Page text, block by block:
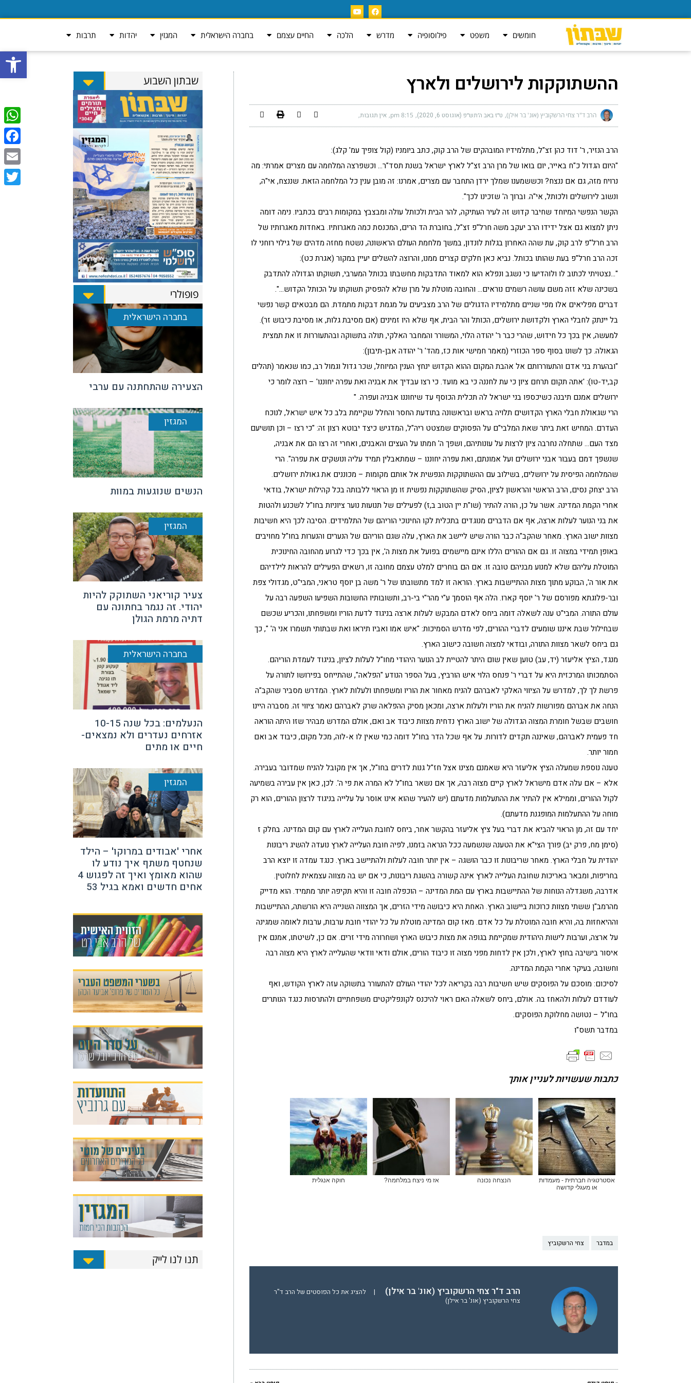
פתח
חומשים משפט פילוסופיה מדרש הלכה החיים עצמם בחברה הישראלית המגזין יהדות תרבות
ההשתוקקות לירושלים ולארץ
הרב ד"ר צחי הרשקוביץ (אונ' בר אילן) ט״ז באב ה׳תש״פ (אוגוסט 6, 2020) 8:15 pm אין תגובות
הרב הנזיר, ר' דוד כהן זצ"ל, מתלמידיו המובהקים של הרב קוק, כתב ביומניו (קול צופיך עמ' קלג):
"היום הגדול כ"ח באייר, יום בואו של מרן הרב זצ"ל לארץ ישראל בשנת תסד"ר… וכשפרצה המלחמה עם מצרים אמרתי: מה
נרויח מזה, גם אם ננצח? וכששמענו שמלך ירדן התחבר עם מצרים, אמרנו: זה מובן ענין כל המלחמה הזאת. שננצח, אי"ה,
ונשוב לירושלים ולכותל, אי"ה. וברוך ה' שזכינו לכך".
הקשר הנפשי המיוחד שחיבר קדוש זה לעיר העתיקה, להר הבית ולכותל עולה ומבצבץ במקומות רבים בכתביו. נימה דומה
ניתן למצוא גם אצל ידידו הרב יעקב משה חרל"פ זצ"ל, בחוברת הד הרים, המכנסת כמה מאגרותיו. באחדות מאגרותיו של
הרב חרל"פ לרב קוק, עת שהה האחרון בגלות לונדון, במשך מלחמת העולם הראשונה, נשטח מחזה מדהים של גילוי רוחני לו
זכה הרב חרל"פ בעת שהותו בכותל. נביא כאן חלקים קצרים ממנו, והרוצה להשלים יעיין במקור (אגרת כט):
"…נצטויתי לכתוב לו ולוהדיעו כי נשגב ונפלא הוא למאוד התדבקות מחשבתו בכותל המערבי, תשוקתו הגדולה להתדבק
בשכינה שלא זזה משם עושה רשמים נוראים… והחובה מוטלת על מרן שלא להפסיק תשוקתו על הכותל הקדוש…".
דברים מפליאים אלו מפי שניים מתלמידיו הדגולים של הרב מצביעים על מגמת דבקות מתמדת. הם מבטאים קשר נפשי
בל יינתק לחבלי הארץ ולקדושת ירושלים, הכותל והר הבית, אף שלא היו זמינים (אם מסיבת גלות, או מסיבת כיבוש זר).
למעשה, אין בכך כל חידוש, שהרי כבר ר' יהודה הלוי, המשורר והמחבר האלקי, תולה בתשוקה ובהתעוררות זו את תמצית
הגאולה. כך לשונו בסוף ספר הכוזרי (מאמר חמישי אות כז, מהד' ר' יהודה אבן-תיבון):
"ובהערת בני אדם והתעוררותם אל אהבת המקום ההוא הקדוש ינחץ הענין המיוחל, שכר גדול וגמול רב, כמו שנאמר (תהלים
קב,יד-טו): 'אתה תקום תרחם ציון כי עת לחננה כי בא מועד. כי רצו עבדיך את אבניה ואת עפרה יחוננו' – רוצה לומר כי
ירושלים אמנם תיבנה כשיכספו בני ישראל לה תכלית הכוסף עד שיחוננו אבניה ועפרה. "
הרי שגאולת חבלי הארץ הקדושים תלויה בראש ובראשונה בתודעת החסר והחלל שקיימת בלב כל איש ישראל, לנוכח
העדרם. המחיש זאת ביתר שאת המלבי"ם על הפסוקים שמצטט ריה"ל, המדגיש כיצד יבוטא רצון זה: "כי רצו – וכן תושיעם
מצד העם… שתחלה נחרבה ציון לרצות על עונותיהם, ושפך ה' חמתו על העצים והאבנים, ואחרי זה רצו הם את אבניה,
שנשפך דמם בעבור אבני ירושלים ועל אמונתם, ואת עפרה יחוננו – שמתאבלין תמיד עליה ונושקים את עפרה". הרי
שהמלחמה הפיסית על ירושלים, בשילוב עם ההשתוקקות הנפשית אל אותם מקומות – מכוננים את גאולת ירושלים.
הרב יצחק נסים, הרב הראשי והראשון לציון, הסיק שהשתוקקות נפשית זו מן הראוי ללבותה בכל קהילות ישראל, בודאי
אחרי הקמת המדינה. אשר על כן, הורה להתיר (שו"ת יין הטוב ב,ז) לפעילים של תנועות נוער ציוניות בחו"ל לשכנע ולהטות
את בני הנוער לעלות ארצה, אף אם הדברים מנוגדים בתכלית לקו החינוכי הוריהם של התלמידים. הסיבה לכך היא חשיבות
מצוות ישוב הארץ. מאחר שהקב"ה כבר הורה שיש ליישב את הארץ, עלה שגם הוריהם של הנערים והנערות בחו"ל מחויבים
באופן תמידי במצוה זו. גם אם ההורים הללו אינם מיישמים בפועל את מצות ה', אין בכך כדי לגרוע מהחובה החינוכית
המוטלת עליהם שלא למנוע מבניהם טובה זו. אם הם בוחרים למלט עצמם מחובה זו, רשאים הפעילים להראות לילדיהם
את אור ה', הבוקע מתוך מצות ההתיישבות בארץ. הוראה זו למד מתשובתו של ר' משה בן יוסף טראני, המבי"ט, מגדולי צפת
ובר-פלוגתא מפורסם של ר' יוסף קארו. הלה אף הוסמך ע"י מהר"י בי-רב, ותשובותיו החשובות השפיעו השפעה רבה על
עולם התורה. המבי"ט ענה לשאלה דומה ביחס לאדם המבקש לעלות ארצה בניגוד לדעת הוריו ומשפחתו, והכריע שכשם
שבחילול שבת איננו שומעים לדברי ההורים, לפי מדרש הסמיכות: "איש אמו ואביו תיראו ואת שבתותי תשמרו אני ה' ", כך
גם ביחס לשאר מצוות התורה, ובודאי למצוה חשובה כישוב הארץ.
מנגד, הציץ אליעזר (יד, עב) טוען שאין שום היתר להטיית לב הנוער היהודי מחו"ל לעלות לציון, בניגוד לעמדת הוריהם.
הסתמכותו המרכזית היא על דברי ר' פנחס הלוי איש הורביץ, בעל הספר הנודע "הפלאה", שהתייחס בפירושו לתורה על
פרשת לך לך, למדרש על הציווי האלקי לאברהם להניח מאחור את הוריו ומשפחתו ולעלות לארץ. המדרש מסביר שהקב"ה
הנחה את אברהם מפורשות להניח את הוריו ולעלות ארצה, ומכאן מסיק ההפלאה שרק לאברהם נאמר ציווי זה. מסברה היינו
חושבים שבשל חומרת המצוה הגדולה של ישוב הארץ נדחית מצוות כיבוד אב ואם, אולם המדרש מבהיר שזו היתה הוראה
חד פעמית לאברהם, שאיננה תקדים לדורות. על אף שכל הדר בחו"ל דומה כמי שאין לו א-לוה, מכל מקום, כיבוד אב ואם
חמור יותר.
טענה נוספת שמעלה הציץ אליעזר היא שאמנם מצינו אצל חז"ל גנות לדרים בחו"ל, אך אין מקובל להניח שמדובר בעבירה.
אלא – אם עלה אדם מישראל לארץ קיים מצוה רבה, אך אם נשאר בחו"ל לא המרה את פי ה'. לכן, כאן אין עבירה בשמיעה
לקול ההורים, וממילא אין להתיר את ההתעלמות מדעתם (יש להעיר שהוא אינו אוסר על עלייה בניגוד לרצון ההורים, הוא רק
מוחה על ההתעלמות המופגנת מדעתם).
יחד עם זה, מן הראוי להביא את דברי בעל ציץ אליעזר בהקשר אחר, ביחס לחובת העלייה לארץ עם קום המדינה. בחלק ז
(סימן מח, פרק יב) פורך הצי"א את הטענה שנשמעה ככל הנראה בזמנו, לפיה חובת העלייה לארץ נועדה להשיג ריבונות
יהודית על חבלי הארץ. מאחר שריבונות זו כבר הושגה – אין יותר חובה לעלות ולהתיישב בארץ. כנגד עמדה זו יוצא הרב
בחריפות, ומבאר באריכות שחובת העלייה לארץ אינה קשורה בהשגת ריבונות, כי אם יש בה מצווה עצמאית לחלוטין.
אדרבה, משגדלה הנוחות של ההתיישבות בארץ עם המת המדינה – הוכפלה חובה זו והיא תקיפה יותר מתמיד. הוא מדייק
מהרמב"ן ששתי מצוות כרוכות ביישוב הארץ. האחת היא כיבושה מידי הזרים, אך המצווה השנייה היא הורשתה, ההתיישבות
וההיאחזות בה, והיא חובה המוטלת על כל אדם. מאז קום המדינה מוטלת על כל יהודי חובת ערבות, ערבות לאומה שמגינה
על ארצה, וערבות לישות היהודית שמקיימת בגופה את מצות כיבוש הארץ ושחרורה מידי זרים. אם כן, לשיטתו, אמנם אין
איסור בישיבה בחוץ לארץ, ולכן אין לדחות מפני מצוה זו כיבוד הורים, אולם ודאי וודאי שהעלייה לארץ היא מצוה רבה
וחשובה, בעיקר אחרי הקמת המדינה.
לסיכום: מוסכם על הפוסקים שיש חשיבות רבה בקריאה לכל יהודי העולם להתעורר בתשוקה עזה לארץ הקודש, ואף
לעודדם לעלות ולהאחז בה. אולם, ביחס לשאלה האם ראוי להיכנס לקונפליקטים משפחתיים ולהתרסות כנגד הנותרים
בחו"ל – נטושה מחלוקת הפוסקים.
במדבר תשס"ו
כתבות שעשויות לעניין אותך
אסטרטגיה חברתית - מעמדות
או מעגלי קדושה
הנצחה נכונה אז מי ניצח במלחמה? חוקה אנגלית
במדבר צחי הרשקוביץ
הרב ד"ר צחי הרשקוביץ (אונ' בר אילן) |
להציג את כל הפוסטים של הרב ד"ר
צחי הרשקוביץ (אונ' בר אילן)
שבתון השבוע
פופולרי
בחברה הישראלית
הצעירה שהתחתנה עם ערבי
המגזין
הנשים שנוגעות במוות
המגזין
צעיר קוריאני השתוקק להיות
יהודי. זה נגמר בחתונה עם
דתיה מרמת הגולן
בחברה הישראלית
הנעלמים: בכל שנה 10-15
אזרחים נעדרים ולא נמצאים-
חיים או מתים
המגזין
אחרי 'אבודים במרוקו' – הילד
שנחטף משתף איך נודע לו
שהוא מאומץ ואיך זה לפגוש 4
אחים חדשים ואמא בגיל 53
תנו לנו לייק
Email